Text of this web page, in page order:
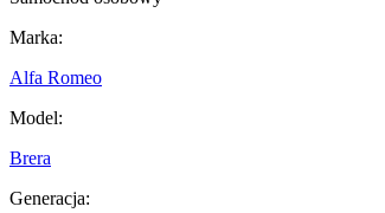
Marka:
Alfa Romeo
Model:
Brera
Generacja: